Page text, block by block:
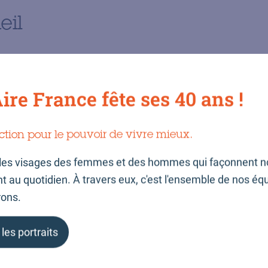
nouvelle application
disponible sur Smartphone ! Connectez-vous
!
France fête ses 40 ans !
pour le pouvoir de vivre mieux.
visages des femmes et des hommes qui façonnent
au quotidien. À travers eux, c'est l'ensemble de nos
portraits